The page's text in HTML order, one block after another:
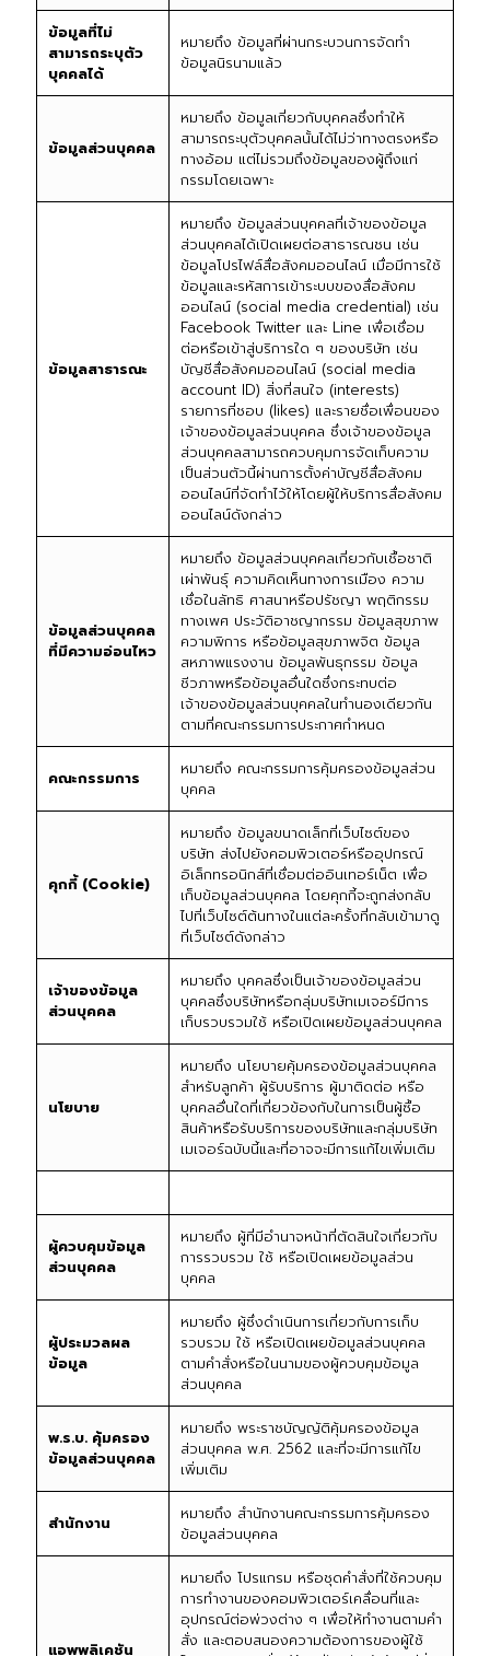
ข้อมูลที่ไม่
สามารถระบุตัว
บุคคลได้
หมายถึง ข้อมูลที่ผ่านกระบวนการจัดทำ
ข้อมูลนิรนามแล้ว
ข้อมูลส่วนบุคคล
หมายถึง ข้อมูลเกี่ยวกับบุคคลซึ่งทำให้
สามารถระบุตัวบุคคลนั้นได้ไม่ว่าทางตรงหรือ
ทางอ้อม แต่ไม่รวมถึงข้อมูลของผู้ถึงแก่
กรรมโดยเฉพาะ
ข้อมูลสาธารณะ
หมายถึง ข้อมูลส่วนบุคคลที่เจ้าของข้อมูล
ส่วนบุคคลได้เปิดเผยต่อสาธารณชน เช่น
ข้อมูลโปรไฟล์สื่อสังคมออนไลน์ เมื่อมีการใช้
ข้อมูลและรหัสการเข้าระบบของสื่อสังคม
ออนไลน์ (social media credential) เช่น
Facebook Twitter และ Line เพื่อเชื่อม
ต่อหรือเข้าสู่บริการใด ๆ ของบริษัท เช่น
บัญชีสื่อสังคมออนไลน์ (social media
account ID) สิ่งที่สนใจ (interests)
รายการที่ชอบ (likes) และรายชื่อเพื่อนของ
เจ้าของข้อมูลส่วนบุคคล ซึ่งเจ้าของข้อมูล
ส่วนบุคคลสามารถควบคุมการจัดเก็บความ
เป็นส่วนตัวนี้ผ่านการตั้งค่าบัญชีสื่อสังคม
ออนไลน์ที่จัดทำไว้ให้โดยผู้ให้บริการสื่อสังคม
ออนไลน์ดังกล่าว
ข้อมูลส่วนบุคคล
ที่มีความอ่อนไหว
หมายถึง ข้อมูลส่วนบุคคลเกี่ยวกับเชื้อชาติ
เผ่าพันธุ์ ความคิดเห็นทางการเมือง ความ
เชื่อในลัทธิ ศาสนาหรือปรัชญา พฤติกรรม
ทางเพศ ประวัติอาชญากรรม ข้อมูลสุขภาพ
ความพิการ หรือข้อมูลสุขภาพจิต ข้อมูล
สหภาพแรงงาน ข้อมูลพันธุกรรม ข้อมูล
ชีวภาพหรือข้อมูลอื่นใดซึ่งกระทบต่อ
เจ้าของข้อมูลส่วนบุคคลในทำนองเดียวกัน
ตามที่คณะกรรมการประกาศกำหนด
คณะกรรมการ
หมายถึง คณะกรรมการคุ้มครองข้อมูลส่วน
บุคคล
คุกกี้ (Cookie)
หมายถึง ข้อมูลขนาดเล็กที่เว็บไซต์ของ
บริษัท ส่งไปยังคอมพิวเตอร์หรืออุปกรณ์
อิเล็กทรอนิกส์ที่เชื่อมต่ออินเทอร์เน็ต เพื่อ
เก็บข้อมูลส่วนบุคคล โดยคุกกี้จะถูกส่งกลับ
ไปที่เว็บไซต์ต้นทางในแต่ละครั้งที่กลับเข้ามาดู
ที่เว็บไซต์ดังกล่าว
เจ้าของข้อมูล
ส่วนบุคคล
หมายถึง บุคคลซึ่งเป็นเจ้าของข้อมูลส่วน
บุคคลซึ่งบริษัทหรือกลุ่มบริษัทเมเจอร์มีการ
เก็บรวบรวมใช้ หรือเปิดเผยข้อมูลส่วนบุคคล
นโยบาย
หมายถึง นโยบายคุ้มครองข้อมูลส่วนบุคคล
สำหรับลูกค้า ผู้รับบริการ ผู้มาติดต่อ หรือ
บุคคลอื่นใดที่เกี่ยวข้องกับในการเป็นผู้ซื้อ
สินค้าหรือรับบริการของบริษัทและกลุ่มบริษัท
เมเจอร์ฉบับนี้และที่อาจจะมีการแก้ไขเพิ่มเติม
ผู้ควบคุมข้อมูล
ส่วนบุคคล
หมายถึง ผู้ที่มีอำนาจหน้าที่ตัดสินใจเกี่ยวกับ
การรวบรวม ใช้ หรือเปิดเผยข้อมูลส่วน
บุคคล
ผู้ประมวลผล
ข้อมูล
หมายถึง ผู้ซึ่งดำเนินการเกี่ยวกับการเก็บ
รวบรวม ใช้ หรือเปิดเผยข้อมูลส่วนบุคคล
ตามคำสั่งหรือในนามของผู้ควบคุมข้อมูล
ส่วนบุคคล
พ.ร.บ. คุ้มครอง
ข้อมูลส่วนบุคคล
หมายถึง พระราชบัญญัติคุ้มครองข้อมูล
ส่วนบุคคล พ.ศ. 2562 และที่จะมีการแก้ไข
เพิ่มเติม
สำนักงาน
หมายถึง สำนักงานคณะกรรมการคุ้มครอง
ข้อมูลส่วนบุคคล
แอพพลิเคชัน
หมายถึง โปรแกรม หรือชุดคำสั่งที่ใช้ควบคุม
การทำงานของคอมพิวเตอร์เคลื่อนที่และ
อุปกรณ์ต่อพ่วงต่าง ๆ เพื่อให้ทำงานตามคำ
สั่ง และตอบสนองความต้องการของผู้ใช้